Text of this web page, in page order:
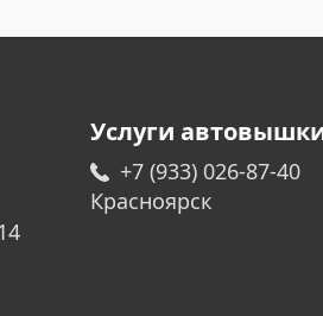
Услуги
+7 (933) 026-87-40
Красноярск